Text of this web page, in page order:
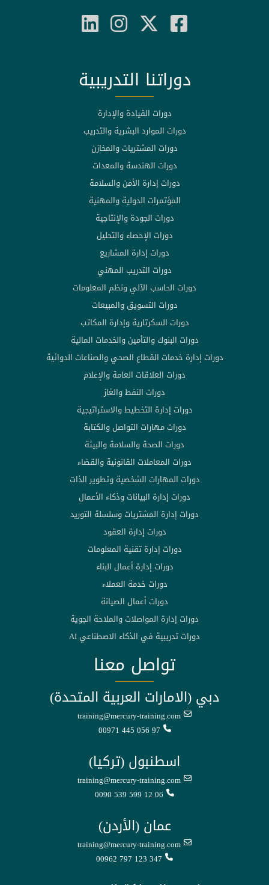
دوراتنا التدريبية
دورات القيادة والإدارة
دورات الموارد البشرية والتدريب
دورات المشتريات والمخازن
دورات الهندسة والمعدات
دورات إدارة الأمن والسلامة
المؤتمرات الدولية والمهنية
دورات الجودة والإنتاجية
دورات الإحصاء والتحليل
دورات إدارة المشاريع
دورات التدريب المهني
دورات الحاسب الآلي ونظم المعلومات
دورات التسويق والمبيعات
دورات السكرتارية وإدارة المكاتب
دورات البنوك والتأمين والخدمات المالية
دورات إدارة خدمات القطاع الصحي والصناعات الدوائية
دورات العلاقات العامة والإعلام
دورات النفط والغاز
دورات إدارة التخطيط والاستراتيجية
دورات مهارات التواصل والكتابة
دورات الصحة والسلامة والبيئة
دورات المعاملات القانونية والقضاء
دورات المهارات الشخصية وتطوير الذات
دورات إدارة البيانات وذكاء الأعمال
دورات إدارة المشتريات وسلسلة التوريد
دورات إدارة العقود
دورات إدارة تقنية المعلومات
دورات إدارة أعمال البناء
دورات خدمة العملاء
دورات أعمال الصيانة
دورات إدارة المواصلات والملاحة الجوية
دورات تدريبية في الذكاء الاصطناعي AI
تواصل معنا
دبي (الامارات العربية المتحدة)
training@mercury-training.com
00971 445 056 97
اسطنبول (تركيا)
training@mercury-training.com
0090 539 599 12 06
عمان (الأردن)
training@mercury-training.com
00962 797 123 347